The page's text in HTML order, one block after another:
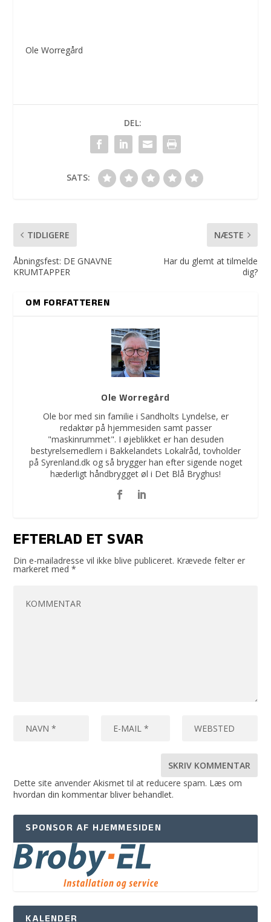
Ole Worregård
DEL:
SATS:
TIDLIGERE
Åbningsfest: DE GNAVNE
KRUMTAPPER
NÆSTE
Har du glemt at tilmelde
dig?
OM FORFATTEREN
Ole Worregård
Ole bor med sin familie i Sandholts Lyndelse, er
redaktør på hjemmesiden samt passer
"maskinrummet". I øjeblikket er han desuden
bestyrelsemedlem i Bakkelandets Lokalråd, tovholder
på Syrenland.dk og så brygger han efter sigende noget
hæderligt håndbrygget øl i Det Blå Bryghus!
EFTERLAD ET SVAR
Din e-mailadresse vil ikke blive publiceret. Krævede felter er
markeret med*
Dette site anvender Akismet til at reducere spam. Læs om
hvordan din kommentar bliver behandlet.
SPONSOR AF HJEMMESIDEN